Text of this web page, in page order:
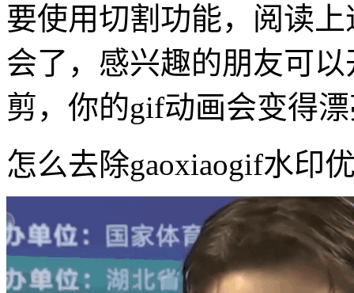
要使用切割功能，阅读
会了，感兴趣的朋友可
剪，你的gif动画会变得
怎么去除gaoxiaogif水印